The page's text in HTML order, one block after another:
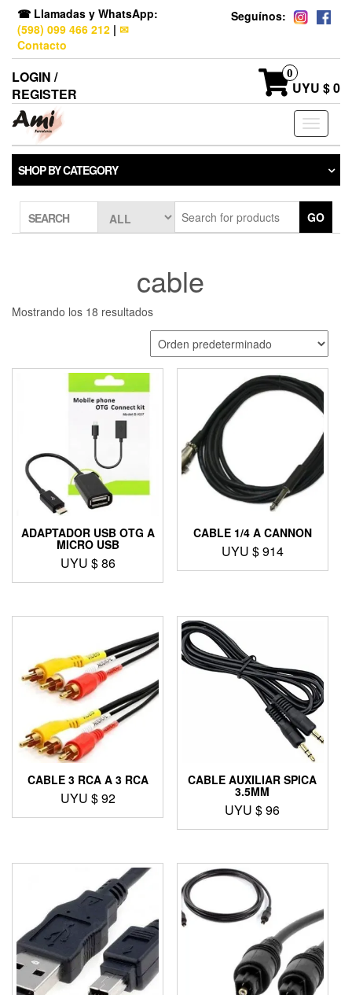
☎ Llamadas y WhatsApp:
(598) 099 466 212 | ✉
Contacto
Seguínos:
LOGIN /
REGISTER
0
UYU $ 0
Toggle
SHOP BY CATEGORY
SEARCH GO
cable
Mostrando los 18 resultados
ADAPTADOR USB OTG A
MICRO USB
UYU $86
CABLE 1/4 A CANNON
UYU $914
CABLE 3 RCA A 3 RCA
UYU $92
CABLE AUXILIAR SPICA
3.5MM
UYU $96